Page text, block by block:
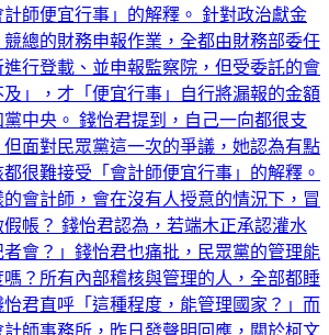
師便宜行事」的解釋。 針對政治獻金
總的財務申報作業，全都由財務部委任
行登載、並申報監察院，但受委託的會
」，才「便宜行事」自行將漏報的金額
中央。 錢怡君提到，自己一向都很支
面對民眾黨這一次的爭議，她認為有點
很難接受「會計師便宜行事」的解釋。
會計師，會在沒有人授意的情況下，冒
帳？ 錢怡君認為，若端木正承認灌水
會？」錢怡君也痛批，民眾黨的管理能
？所有內部稽核與管理的人，全部都睡
君直呼「這種程度，能管理國家？」而